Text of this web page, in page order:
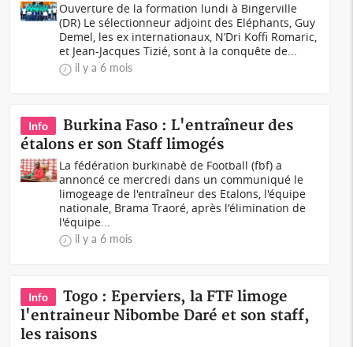
Ouverture de la formation lundi à Bingerville
(DR) Le sélectionneur adjoint des Eléphants, Guy
Demel, les ex internationaux, N’Dri Koffi Romaric,
et Jean-Jacques Tizié, sont à la conquête de...
il y a 6 mois
Info
Burkina Faso : L'entraîneur des
étalons er son Staff limogés
La fédération burkinabè de Football (fbf) a
annoncé ce mercredi dans un communiqué le
limogeage de l'entraîneur des Etalons, l'équipe
nationale, Brama Traoré, après l'élimination de
l'équipe...
il y a 6 mois
Info
Togo : Eperviers, la FTF limoge
l'entraineur Nibombe Daré et son staff,
les raisons